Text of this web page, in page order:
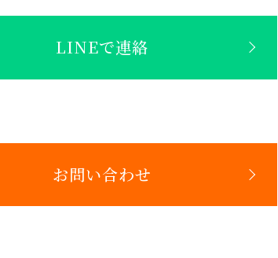
LINEで連絡
お問い合わせ